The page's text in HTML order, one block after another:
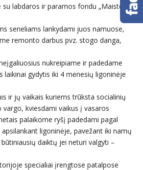
labdaros ir paramos fondu „Maisto
seneliams lankydami juos namuose,
remonto darbus pvz. stogo danga,
nukreipiame ir padedame
laikinai gydytis iki 4 mėnesių ligoninėje
ir jų vaikais kuriems trūksta socialinių
vargo, kviesdami vaikus į vasaros
palaikome ryšį padedami pagal
ligoninėje, pavežant iki namų
daiktų jei neturi valgyti –
specialiai įrengtose patalpose